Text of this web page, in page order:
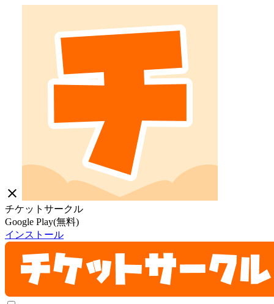
close
チケットサークル
Google Play(無料)
インストール